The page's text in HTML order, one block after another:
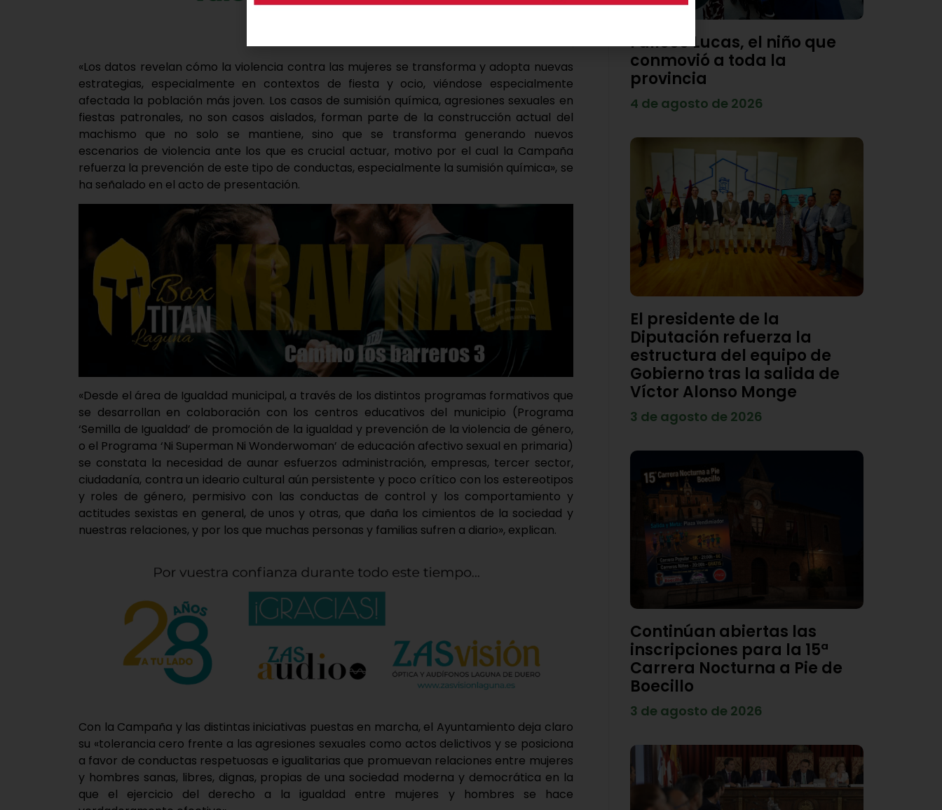
«Los datos revelan cómo la violencia contra las mujeres se transforma y adopta nuevas
estrategias, especialmente en contextos de fiesta y ocio, viéndose especialmente
afectada la población más joven. Los casos de sumisión química, agresiones sexuales en
fiestas patronales, no son casos aislados, forman parte de la construcción actual del
machismo que no solo se mantiene, sino que se transforma generando nuevos
escenarios de violencia ante los que es crucial actuar, motivo por el cual la Campaña
refuerza la prevención de este tipo de conductas, especialmente la sumisión química», se
ha señalado en el acto de presentación.
«Desde el área de Igualdad municipal, a través de los distintos programas formativos que
se desarrollan en colaboración con los centros educativos del municipio (Programa
‘Semilla de Igualdad’ de promoción de la igualdad y prevención de la violencia de género,
o el Programa ‘Ni Superman Ni Wonderwoman’ de educación afectivo sexual en primaria)
se constata la necesidad de aunar esfuerzos administración, empresas, tercer sector,
ciudadanía, contra un ideario cultural aún persistente y poco crítico con los estereotipos
y roles de género, permisivo con las conductas de control y los comportamiento y
actitudes sexistas en general, de unos y otras, que daña los cimientos de la sociedad y
nuestras relaciones, y por los que muchas personas y familias sufren a diario», explican.
Con la Campaña y las distintas iniciativas puestas en marcha, el Ayuntamiento deja claro
su «tolerancia cero frente a las agresiones sexuales como actos delictivos y se posiciona
a favor de conductas respetuosas e igualitarias que promuevan relaciones entre mujeres
y hombres sanas, libres, dignas, propias de una sociedad moderna y democrática en la
que el ejercicio del derecho a la igualdad entre mujeres y hombres se hace
Fallece Lucas, el niño que
conmovió a toda la
provincia
4 de agosto de 2026
El presidente de la
Diputación refuerza la
estructura del equipo de
Gobierno tras la salida de
Víctor Alonso Monge
3 de agosto de 2026
Continúan abiertas las
inscripciones para la 15ª
Carrera Nocturna a Pie de
Boecillo
3 de agosto de 2026